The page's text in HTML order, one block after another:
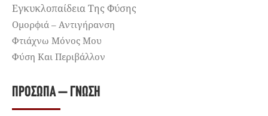
Εγκυκλοπαίδεια Της Φύσης
Ομορφιά – Αντιγήρανση
Φτιάχνω Μόνος Μου
Φύση Και Περιβάλλον
ΠΡΌΣΩΠΑ – ΓΝΏΣΗ